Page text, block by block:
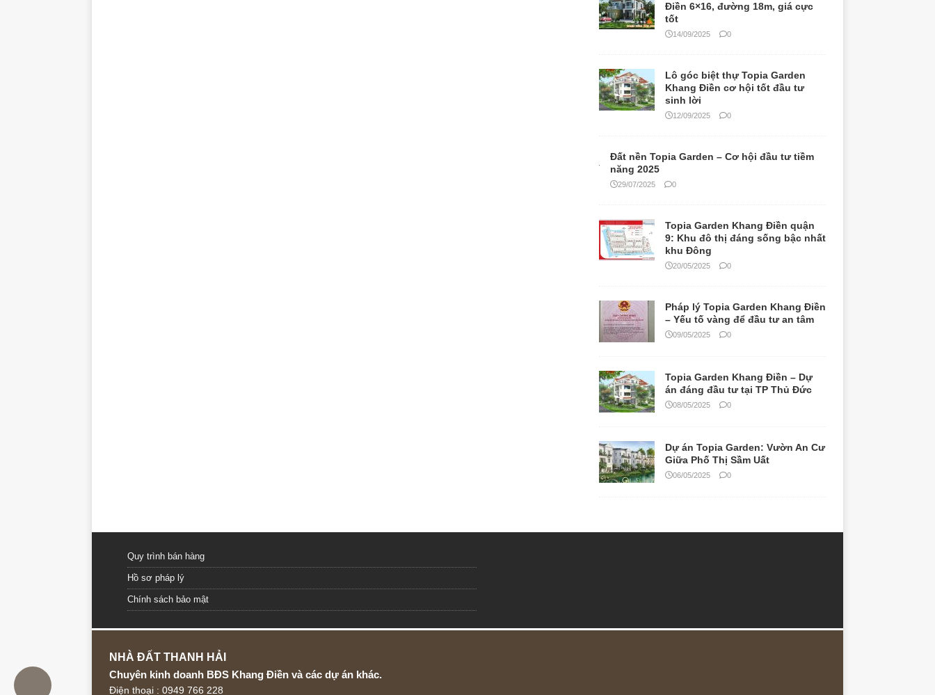
Điền 6×16, đường 18m, giá cực
tốt
14/09/2025 0
Lô góc biệt thự Topia Garden
Khang Điền cơ hội tốt đầu tư
sinh lời
12/09/2025 0
Đất nền Topia Garden – Cơ hội đầu tư tiềm
năng 2025
29/07/2025 0
Topia Garden Khang Điền quận
9: Khu đô thị đáng sống bậc nhất
khu Đông
20/05/2025 0
Pháp lý Topia Garden Khang Điền
– Yếu tố vàng để đầu tư an tâm
09/05/2025 0
Topia Garden Khang Điền – Dự
án đáng đầu tư tại TP Thủ Đức
08/05/2025 0
Dự án Topia Garden: Vườn An Cư
Giữa Phố Thị Sầm Uất
06/05/2025 0
Quy trình bán hàng
Hồ sơ pháp lý
Chính sách bảo mật
NHÀ ĐẤT THANH HẢI
Chuyên kinh doanh BĐS Khang Điền và các dự án khác.
Điện thoại : 0949 766 228